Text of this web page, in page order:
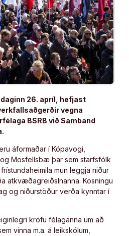
26. apríl, hefjast
vegna
BSRB við Samband
áformaðar í Kópavogi,
Mosfellsbæ þar sem starfsfólk
mun leggja niður
atkvæðagreiðslnanna. Kosningu
og niðurstöður verða kynntar í
kröfu félaganna um að
vinna m.a. á leikskólum,